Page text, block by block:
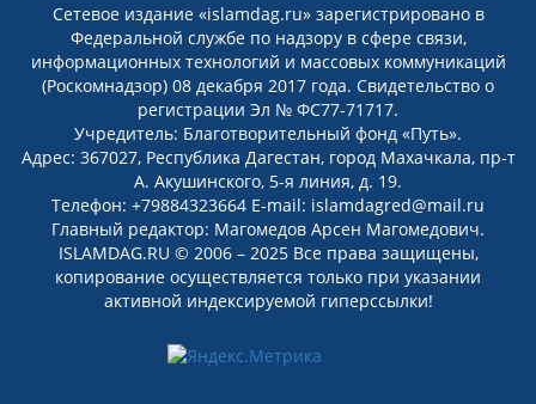
Сетевое издание «islamdag.ru» зарегистрировано в
Федеральной службе по надзору в сфере связи,
информационных технологий и массовых коммуникаций
(Роскомнадзор) 08 декабря 2017 года. Свидетельство о
регистрации Эл № ФС77-71717.
Учредитель: Благотворительный фонд «Путь».
Адрес: 367027, Республика Дагестан, город Махачкала, пр-т
А. Акушинского, 5-я линия, д. 19.
Телефон: +79884323664 E-mail: islamdagred@mail.ru
Главный редактор: Магомедов Арсен Магомедович.
ISLAMDAG.RU © 2006 – 2025 Все права защищены,
копирование осуществляется только при указании
активной индексируемой гиперссылки!